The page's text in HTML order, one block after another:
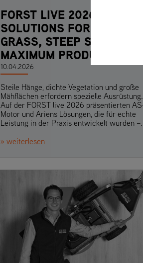
FORST LIVE 2026:
SOLUTIONS FOR HIGH
GRASS, STEEP SLOPES &
MAXIMUM PRODUCTIVITY
10.04.2026
Steile Hänge, dichte Vegetation und große
Mähflächen erfordern spezielle Ausrüstung.
Auf der FORST live 2026 präsentierten
Motor und Ariens Lösungen, die für echte
Leistung in der Praxis entwickelt wurden
» weiterlesen